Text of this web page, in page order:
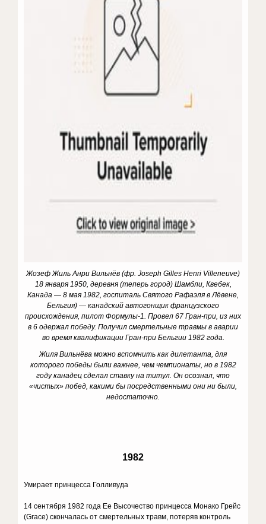
Жозеф Жиль Анри Вильнёв (фр. Joseph Gilles Henri Villeneuve)
18 января 1950, деревня (теперь город) Шамбли, Квебек,
Канада — 8 мая 1982, госпиталь Святого Рафаэля в Лёвене,
Бельгия) — канадский автогонщик французского
происхождения, пилот Формулы-1. Провел 67 Гран-при, из них
в 6 одержал победу. Получил смертельные травмы в аварии
во время квалификации Гран-при Бельгии 1982 года.
Жиля Вильнёва можно вспомнить как дилетанта, для
которого победы были важнее, чем чемпионаты, но в 1982
году канадец сделал ставку на титул. Он осознал, что
«чистых» побед, какими бы посредственными они ни были,
недостаточно.
1982
Умирает принцесса Голливуда
14 сентября 1982 года Ее Высочество принцесса Монако Грейс
(Grace) скончалась от смертельных травм, потеряв контроль